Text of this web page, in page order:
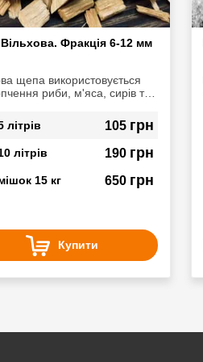
Фракція 6-12 мм
щепа використовується
риби, м'яса, сирів та
відтінку продукції
літрів 105 грн
літрів 190 грн
15 кг 650 грн
Купити